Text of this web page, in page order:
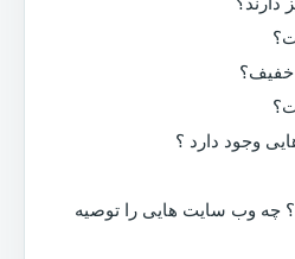
وجود دارد ؟
چه وب سایت هایی را توصیه